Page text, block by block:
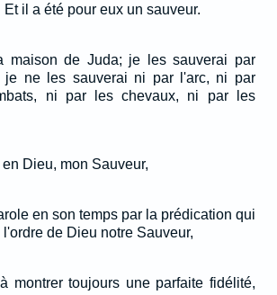
il a été pour eux un sauveur.
maison de Juda; je les sauverai par
je ne les sauverai ni par l'arc, ni par
ni par les chevaux, ni par les
Dieu, mon Sauveur,
en son temps par la prédication qui
de Dieu notre Sauveur,
montrer toujours une parfaite fidélité,